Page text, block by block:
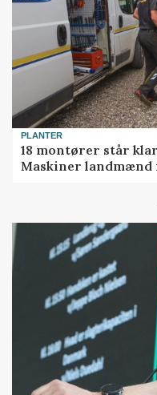
PLANTER
18 montører står
Maskiner landmænd